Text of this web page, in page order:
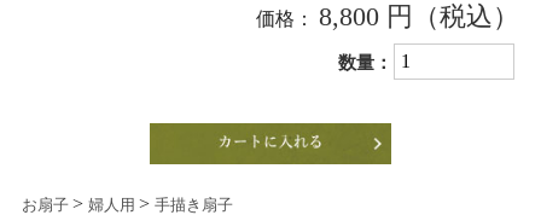
価格： 8,800 円 （税込）
数量：
お扇子 > 婦人用 > 手描き扇子